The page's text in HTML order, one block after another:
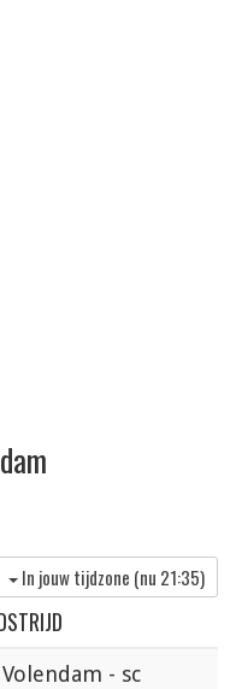
In jouw tijdzone (nu 21:35)
Volendam - sc